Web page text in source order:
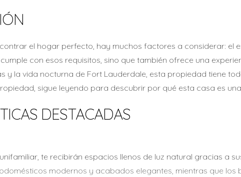
el hogar perfecto, hay muchos factores a considerar: el
con esos requisitos, sino que también ofrece una
y la vida nocturna de Fort Lauderdale, esta propiedad tiene
sigue leyendo para descubrir por qué esta casa es
DESTACADAS
te recibirán espacios llenos de luz natural gracias a
modernos y acabados elegantes, mientras que